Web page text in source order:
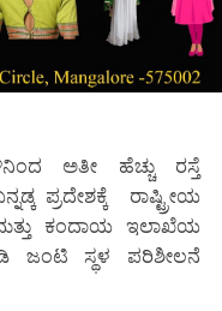
ಅತೀ ಹೆಚ್ಚು ರಸ್ತೆ
ಪ್ರದೇಶಕ್ಕೆ ರಾಷ್ಟ್ರೀಯ
ಮತ್ತು ಕಂದಾಯ ಇಲಾಖೆಯ
ಜಂಟಿ ಸ್ಥಳ ಪರಿಶೀಲನೆ